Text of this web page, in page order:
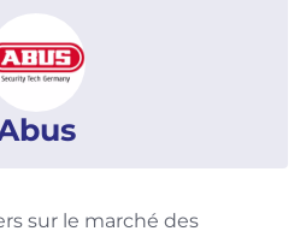
sur le marché des